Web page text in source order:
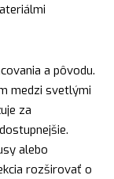
a pôvodu.
medzi svetlými
za
alebo
rozširovať o